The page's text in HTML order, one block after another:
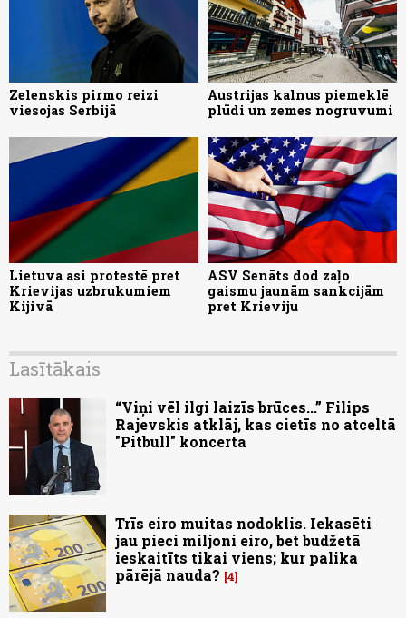
Zelenskis pirmo reizi
viesojas Serbijā
Austrijas kalnus piemeklē
plūdi un zemes nogruvumi
Lietuva asi protestē pret
Krievijas uzbrukumiem
Kijivā
ASV Senāts dod zaļo
gaismu jaunām sankcijām
pret Krieviju
Lasītākais
“Viņi vēl ilgi laizīs brūces...” Filips
Rajevskis atklāj, kas cietīs no atceltā
"Pitbull" koncerta
Trīs eiro muitas nodoklis. Iekasēti
jau pieci miljoni eiro, bet budžetā
ieskaitīts tikai viens; kur palika
pārējā nauda? 4